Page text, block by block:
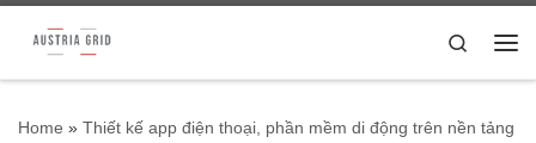
Skip to content
Search
Home » Thiết kế app điện thoại, phần mềm di động trên nền tảng